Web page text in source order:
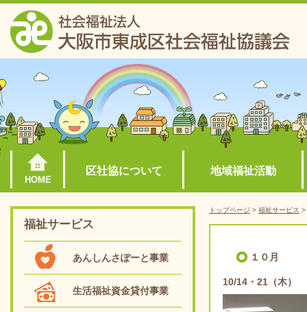
HOME
区社協について 地域福祉活動
福祉サービス
あんしんさぽーと事業
生活福祉資金貸付事業
トップページ > 福祉サービス >
１０月
10/14・21（木）